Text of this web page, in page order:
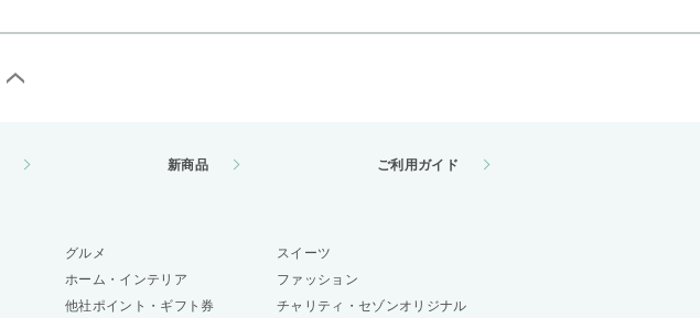
新商品 ご利用ガイド
グルメ
スイーツ
ホーム・インテリア
ファッション
他社ポイント・ギフト券 チャリティ・セゾンオリジナル